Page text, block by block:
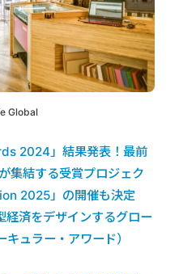
Global
2024」結果発表！最前
集結する受賞プロジェク
2025」の開催も決定
経済をデザインするグロー
ュラー・アワード）